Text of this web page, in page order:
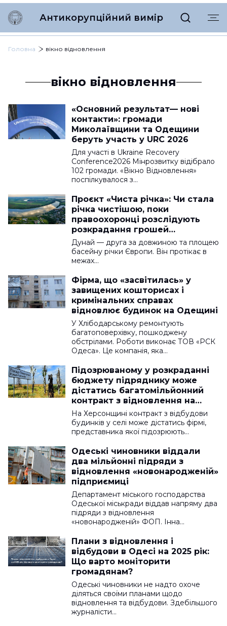
Антикорупційний вимір
Головна вікно відновлення
вікно відновлення
«Основний результат— нові
контакти»: громади
Миколаївщини та Одещини
беруть участь у URC 2026
Для участі в Ukraine Recovery
Conference2026 Мінрозвитку відібрало
102 громади. «Вікно Відновлення»
поспілкувалося з…
Проєкт «Чиста річка»: Чи стала
річка чистішою, поки
правоохоронці розслідують
розкрадання грошей
європейського гранту
Дунай — друга за довжиною та площею
басейну річки Європи. Він протікає в
межах…
Фірма, що «засвітилась» у
завищених кошторисах і
кримінальних справах
відновлює будинок на Одещині
У Хлібодарському ремонтують
багатоповерхівку, пошкоджену
обстрілами. Роботи виконає ТОВ «РСК
Одеса». Це компанія, яка…
Підозрюваному у розкраданні
бюджету підряднику може
дістатись багатомільйонний
контракт з відновлення на
Херсонщині
На Херсонщині контракт з відбудови
будинків у селі може дістатись фірмі,
представника якої підозрюють…
Одеські чиновники віддали
два мільйонні підряди з
відновлення «новонародженій»
підприємиці
Департамент міського господарства
Одеської міськради віддав напряму два
підряди з відновлення
«новонародженій» ФОП. Інна…
Плани з відновлення і
відбудови в Одесі на 2025 рік:
Що варто моніторити
громадянам?
Одеські чиновники не надто охоче
діляться своїми планами щодо
відновлення та відбудови. Здебільшого
журналісти…